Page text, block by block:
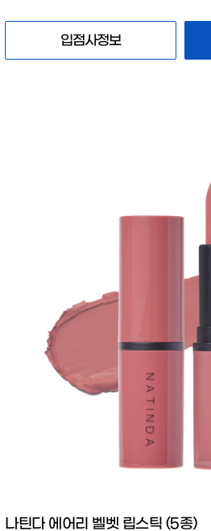
입점사정보
나틴다 에어리 벨벳 립스틱 (5종)